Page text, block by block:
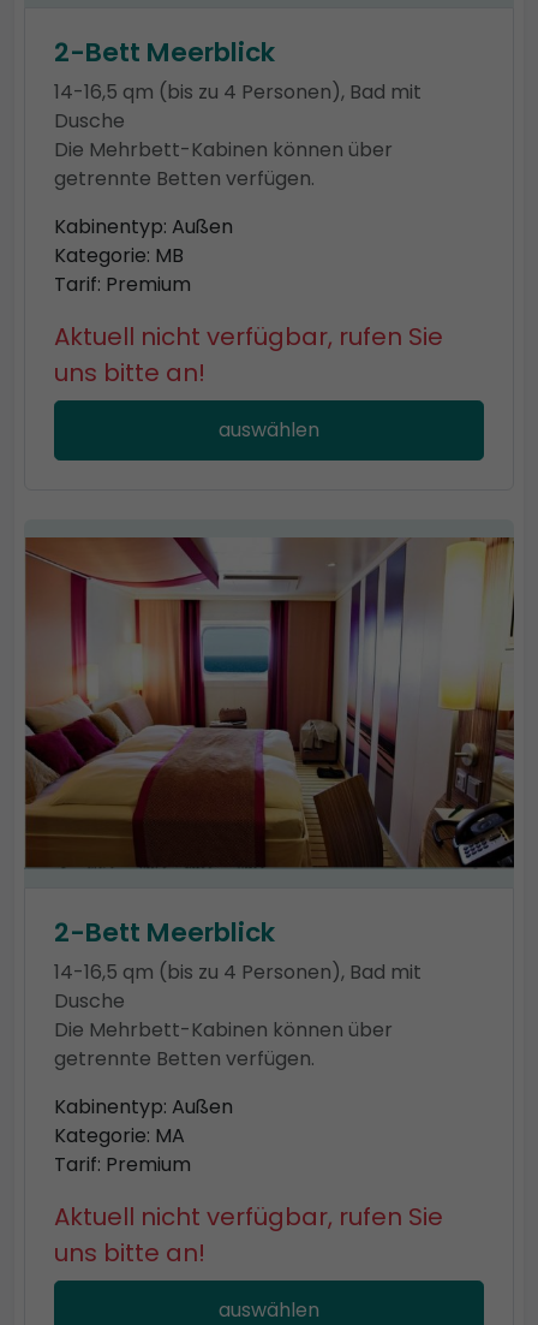
2-Bett Meerblick
14-16,5 qm (bis zu 4 Personen), Bad mit
Dusche
Die Mehrbett-Kabinen können über
getrennte Betten verfügen.
Kabinentyp: Außen
Kategorie: MB
Tarif: Premium
Aktuell nicht verfügbar, rufen Sie
uns bitte an!
auswählen
2-Bett Meerblick
14-16,5 qm (bis zu 4 Personen), Bad mit
Dusche
Die Mehrbett-Kabinen können über
getrennte Betten verfügen.
Kabinentyp: Außen
Kategorie: MA
Tarif: Premium
Aktuell nicht verfügbar, rufen Sie
uns bitte an!
auswählen